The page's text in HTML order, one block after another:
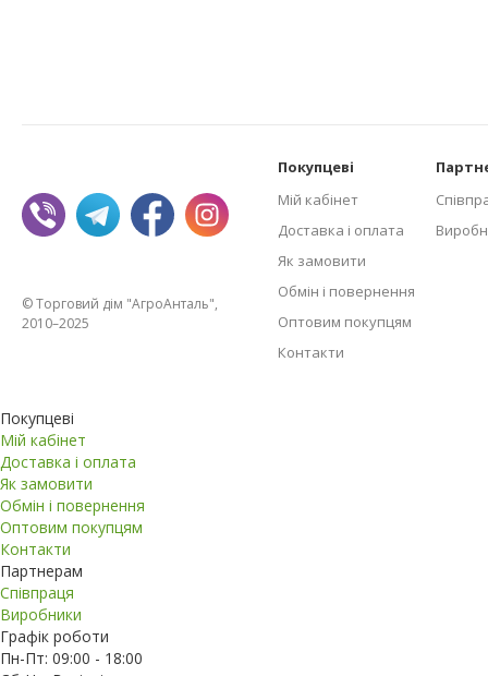
© Торговий дім "АгроАнталь",
2010–2025
Покупцеві
Мій кабінет
Доставка і оплата
Як замовити
Обмін і повернення
Оптовим покупцям
Контакти
Покупцеві
Мій кабінет
Доставка і оплата
Як замовити
Обмін і повернення
Оптовим покупцям
Контакти
Партнерам
Співпраця
Виробники
Графік роботи
Пн-Пт: 09:00 - 18:00